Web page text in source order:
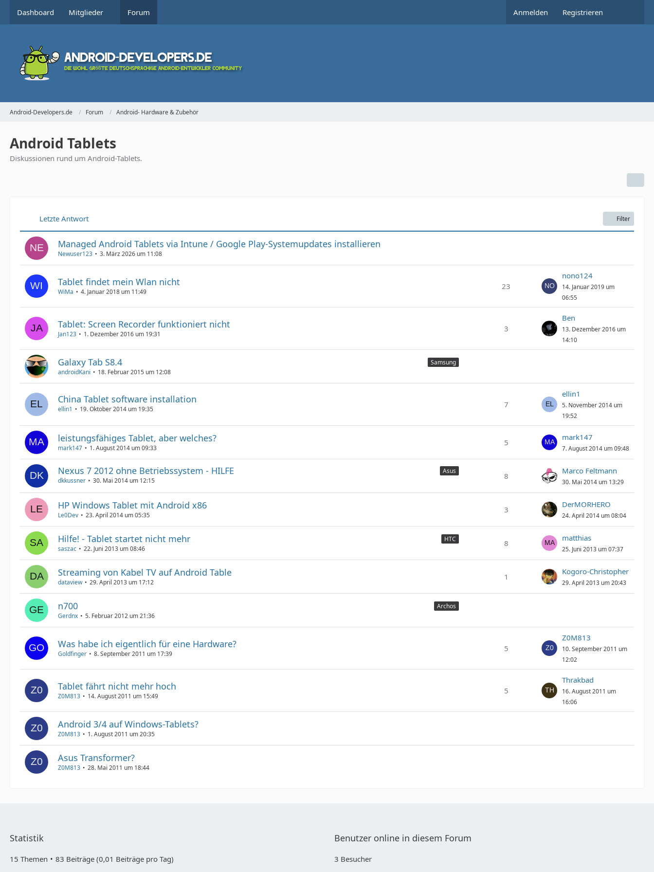
Dashboard Mitglieder Forum Anmelden Registrieren
Android-Developers.de Forum Android- Hardware & Zubehör
Android Tablets
Diskussionen rund um Android-Tablets.
Letzte Antwort Filter
Managed Android Tablets via Intune / Google Play-Systemupdates installieren
Newuser123 3. März 2026 um 11:08
Tablet findet mein Wlan nicht
WiMa 4. Januar 2018 um 11:49
23
nono124
14. Januar 2019 um
06:55
Tablet: Screen Recorder funktioniert nicht
Jan123 1. Dezember 2016 um 19:31
3
Ben
13. Dezember 2016 um
14:10
Samsung
Galaxy Tab S8.4
androidKani 18. Februar 2015 um 12:08
China Tablet software installation
ellin1 19. Oktober 2014 um 19:35 7
ellin1
5. November 2014 um
19:52
leistungsfähiges Tablet, aber welches?
mark147 1. August 2014 um 09:33
5
mark147
7. August 2014 um 09:48
Asus
Nexus 7 2012 ohne Betriebssystem - HILFE
dkkussner 30. Mai 2014 um 12:15 8
Marco Feltmann
30. Mai 2014 um 13:29
HP Windows Tablet mit Android x86
Le0Dev 23. April 2014 um 05:35
3
DerMORHERO
24. April 2014 um 08:04
HTC
Hilfe! - Tablet startet nicht mehr
saszac 22. Juni 2013 um 08:46
8
matthias
25. Juni 2013 um 07:37
Streaming von Kabel TV auf Android Table
dataview 29. April 2013 um 17:12
1
Kogoro-Christopher
29. April 2013 um 20:43
Archos
n700
Gerdnx 5. Februar 2012 um 21:36
Was habe ich eigentlich für eine Hardware?
Goldfinger 8. September 2011 um 17:39
5
Z0M813
10. September 2011 um
12:02
Tablet fährt nicht mehr hoch
Z0M813 14. August 2011 um 15:49
5
Thrakbad
16. August 2011 um
16:06
Android 3/4 auf Windows-Tablets?
Z0M813 1. August 2011 um 20:35
Asus Transformer?
Z0M813 28. Mai 2011 um 18:44
Statistik
15 Themen 83 Beiträge (0,01 Beiträge pro Tag)
Benutzer online in diesem Forum
3 Besucher